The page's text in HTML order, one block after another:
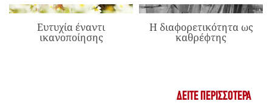
Ευτυχία έναντι
ικανοποίησης
Η διαφορετικότητα ως
καθρέφτης
ΔΕΊΤΕ ΠΕΡΙΣΣΌΤΕΡΑ